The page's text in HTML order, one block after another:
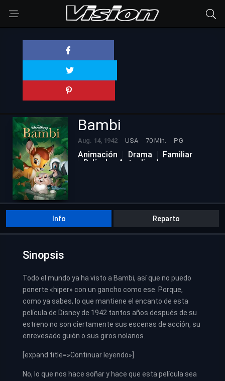
Bambi
Aug. 14, 1942 USA 70 Min. PG
Animación Drama
Familiar
Películas Actualizadas
Info Reparto
Sinopsis
Todo el mundo ya ha visto a Bambi, así que no puedo
ponerte «hiper» con un gancho como ese. Porque,
como ya sabes, lo que mantiene el encanto de esta
película de Disney de 1942 tantos años después de su
estreno no son ciertamente sus escenas de acción, su
enrevesado guión o sus giros nolanos.
[expand title=»Continuar leyendo»]
No, lo que nos hace soñar y hace que esta película sea